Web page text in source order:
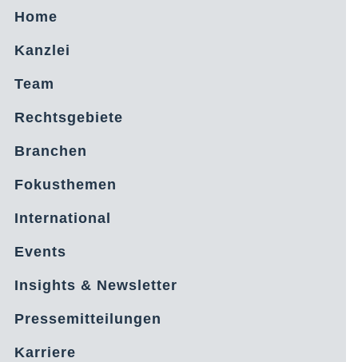
Home
Kanzlei
Team
Rechtsgebiete
Branchen
Fokusthemen
International
Events
Insights & Newsletter
Pressemitteilungen
Karriere